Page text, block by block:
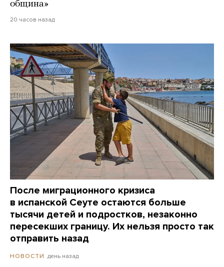
община»
20 часов назад
После миграционного кризиса
в испанской Сеуте остаются больше
тысячи детей и подростков, незаконно
пересекших границу. Их нельзя просто так
отправить назад
НОВОСТИ день назад